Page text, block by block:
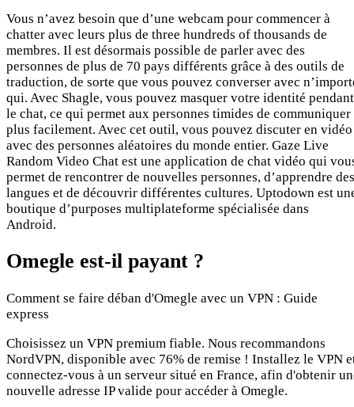
Vous n’avez besoin que d’une webcam pour commencer à
chatter avec leurs plus de three hundreds of thousands de
membres. Il est désormais possible de parler avec des
personnes de plus de 70 pays différents grâce à des outils de
traduction, de sorte que vous pouvez converser avec
qui. Avec Shagle, vous pouvez masquer votre identité pendant
le chat, ce qui permet aux personnes timides de communiquer
plus facilement. Avec cet outil, vous pouvez discuter en vidéo
avec des personnes aléatoires du monde entier. Gaze Live
Random Video Chat est une application de chat vidéo qui
permet de rencontrer de nouvelles personnes, d’apprendre des
langues et de découvrir différentes cultures. Uptodown est
boutique d’purposes multiplateforme spécialisée dans
Android.
Omegle est-il payant ?
Comment se faire déban d'Omegle avec un VPN : Guide
express
Choisissez un VPN premium fiable. Nous recommandons
NordVPN, disponible avec 76% de remise ! Installez le VPN
connectez-vous à un serveur situé en France, afin d'obtenir
nouvelle adresse IP valide pour accéder à Omegle.